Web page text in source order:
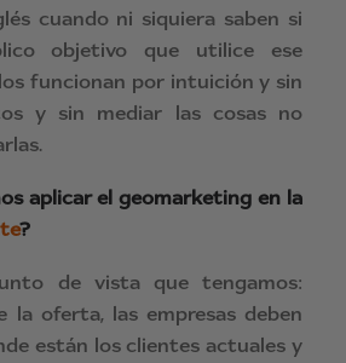
cuando ni siquiera saben si
objetivo que utilice ese
funcionan por intuición y sin
y sin mediar las cosas no
aplicar el geomarketing en la
?
de vista que tengamos:
la oferta, las empresas deben
están los clientes actuales y